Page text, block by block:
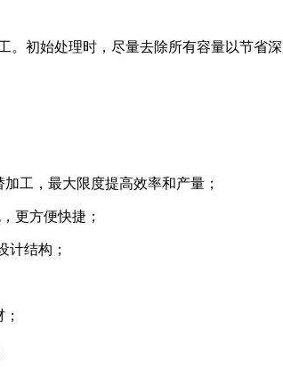
初始处理时，尽量去除所有容量以节省
工，最大限度提高效率和产量；
更方便快捷；
计结构；